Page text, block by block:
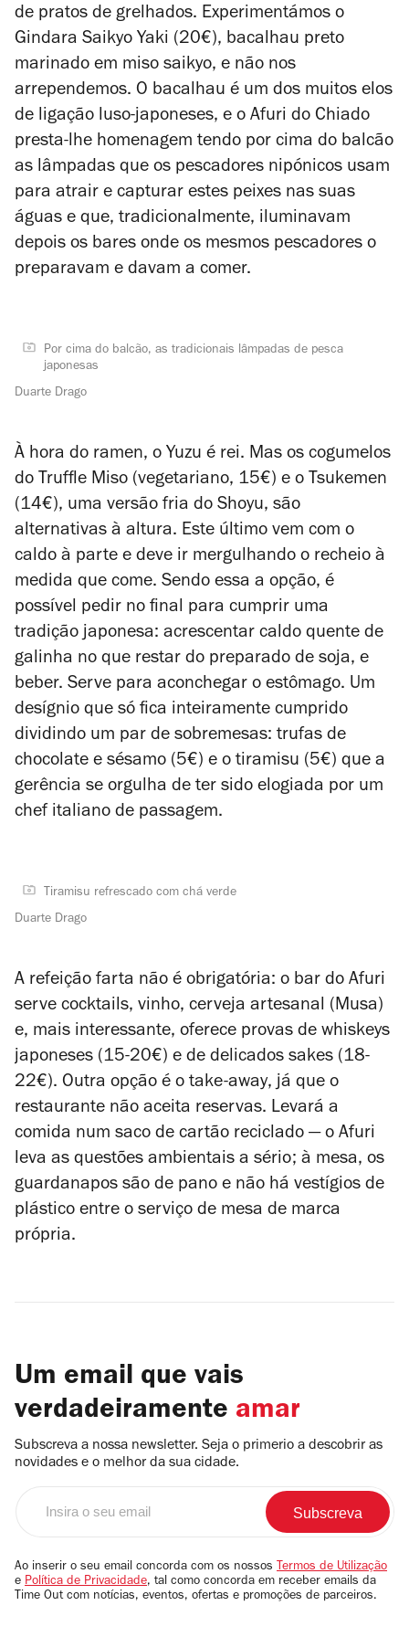
de pratos de grelhados. Experimentámos o
Gindara Saikyo Yaki (20€), bacalhau preto
marinado em miso saikyo, e não nos
arrependemos. O bacalhau é um dos muitos elos
de ligação luso-japoneses, e o Afuri do Chiado
presta-lhe homenagem tendo por cima do balcão
as lâmpadas que os pescadores nipónicos usam
para atrair e capturar estes peixes nas suas
águas e que, tradicionalmente, iluminavam
depois os bares onde os mesmos pescadores o
preparavam e davam a comer.
Por cima do balcão, as tradicionais lâmpadas de pesca
japonesas
Duarte Drago
À hora do ramen, o Yuzu é rei. Mas os cogumelos
do Truffle Miso (vegetariano, 15€) e o Tsukemen
(14€), uma versão fria do Shoyu, são
alternativas à altura. Este último vem com o
caldo à parte e deve ir mergulhando o recheio à
medida que come. Sendo essa a opção, é
possível pedir no final para cumprir uma
tradição japonesa: acrescentar caldo quente de
galinha no que restar do preparado de soja, e
beber. Serve para aconchegar o estômago. Um
desígnio que só fica inteiramente cumprido
dividindo um par de sobremesas: trufas de
chocolate e sésamo (5€) e o tiramisu (5€) que a
gerência se orgulha de ter sido elogiada por um
chef italiano de passagem.
Tiramisu refrescado com chá verde
Duarte Drago
A refeição farta não é obrigatória: o bar do Afuri
serve cocktails, vinho, cerveja artesanal (Musa)
e, mais interessante, oferece provas de whiskeys
japoneses (15-20€) e de delicados sakes (18-
22€). Outra opção é o take-away, já que o
restaurante não aceita reservas. Levará a
comida num saco de cartão reciclado — o Afuri
leva as questões ambientais a sério; à mesa, os
guardanapos são de pano e não há vestígios de
plástico entre o serviço de mesa de marca
própria.
Um email que vais
verdadeiramente amar
Subscreva a nossa newsletter. Seja o primerio a descobrir as
novidades e o melhor da sua cidade.
email
Ao inserir o seu email concorda com os nossos Termos de Utilização
e Política de Privacidade, tal como concorda em receber emails da
Time Out com notícias, eventos, ofertas e promoções de parceiros.